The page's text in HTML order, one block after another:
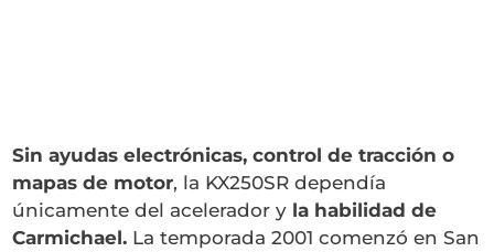
Sin ayudas electrónicas, control de tracción o
mapas de motor, la KX250SR dependía
únicamente del acelerador y la habilidad de
Carmichael. La temporada 2001 comenzó en San